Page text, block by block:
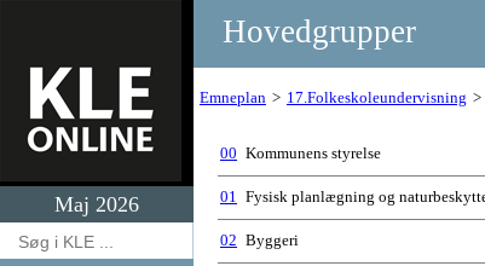
Maj 2026
Hovedgrupper
Emneplan 17.Folkeskoleundervisning
00 Kommunens styrelse
01 Fysisk planlægning og
02 Byggeri